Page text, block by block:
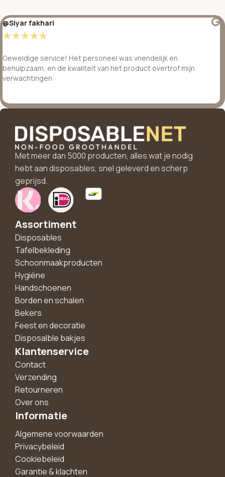
@Siyar fakhari
☆☆☆☆☆
Geweldige service! Het personeel was vriendelijk en
behulpzaam, en de kwaliteit van het product overtrof mijn
verwachtingen
Met meer dan 5000 producten, alles wat je nodig
hebt aan disposables, snel geleverd en scherp
geprijsd.
Assortiment
Disposables
Tafelbekleding
Schoonmaakproducten
Hygiëne
Handschoenen
Borden en schalen
Bekers
Feest en decoratie
Disposalble bakjes
Klantenservice
Contact
Verzending
Retourneren
Over ons
Informatie
Algemene voorwaarden
Privacybeleid
Cookiebeleid
Garantie & klachten